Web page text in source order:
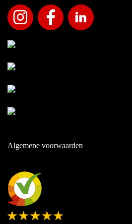
Algemene voorwaarden